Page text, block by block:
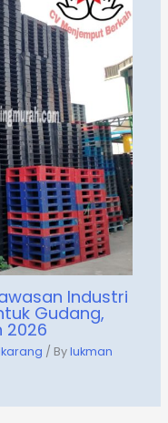
Industri
Gudang,
2026
/ Bylukman